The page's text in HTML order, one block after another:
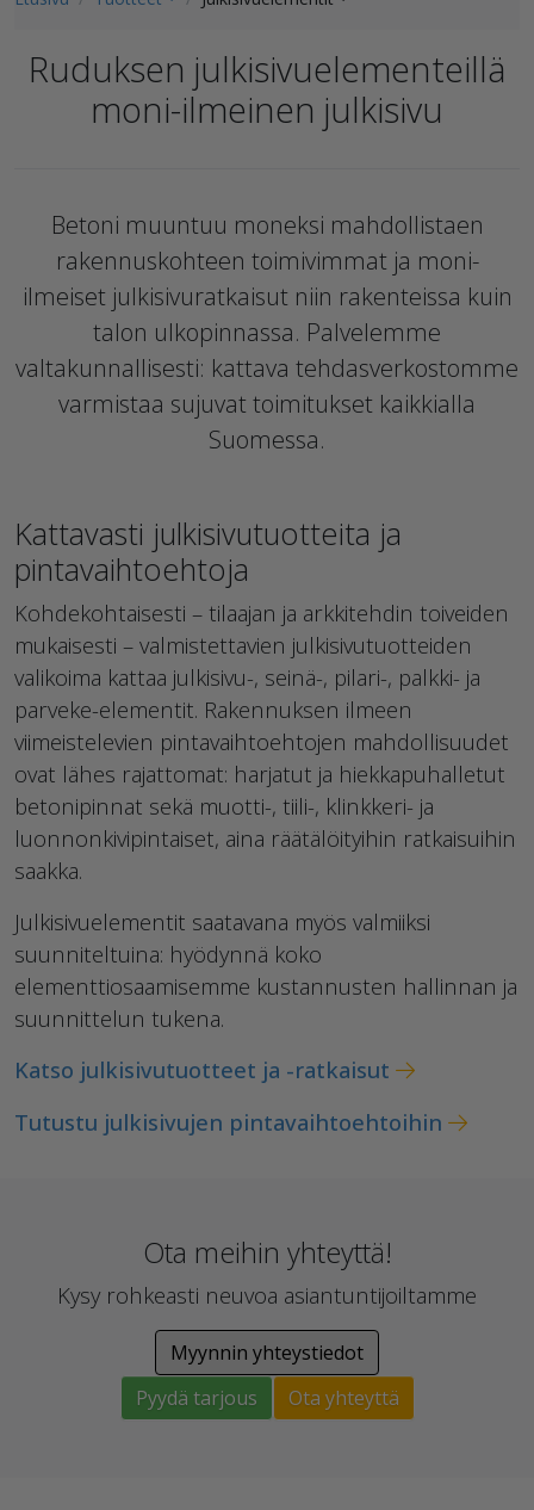
Ruduksen julkisivuelementeillä
moni-ilmeinen julkisivu
Betoni muuntuu moneksi mahdollistaen
rakennuskohteen toimivimmat ja moni-
ilmeiset julkisivuratkaisut niin rakenteissa kuin
talon ulkopinnassa. Palvelemme
valtakunnallisesti: kattava tehdasverkostomme
varmistaa sujuvat toimitukset kaikkialla
Suomessa.
Kattavasti julkisivutuotteita ja
pintavaihtoehtoja
Kohdekohtaisesti – tilaajan ja arkkitehdin toiveiden
mukaisesti – valmistettavien julkisivutuotteiden
valikoima kattaa julkisivu-, seinä-, pilari-, palkki- ja
parveke-elementit. Rakennuksen ilmeen
viimeistelevien pintavaihtoehtojen mahdollisuudet
ovat lähes rajattomat: harjatut ja hiekkapuhalletut
betonipinnat sekä muotti-, tiili-, klinkkeri- ja
luonnonkivipintaiset, aina räätälöityihin ratkaisuihin
saakka.
Julkisivuelementit saatavana myös valmiiksi
suunniteltuina: hyödynnä koko
elementtiosaamisemme kustannusten hallinnan ja
suunnittelun tukena.
Katso julkisivutuotteet ja -ratkaisut
Tutustu julkisivujen pintavaihtoehtoihin
Ota meihin yhteyttä!
Kysy rohkeasti neuvoa asiantuntijoiltamme
Myynnin yhteystiedot
Pyydä tarjous
Ota yhteyttä